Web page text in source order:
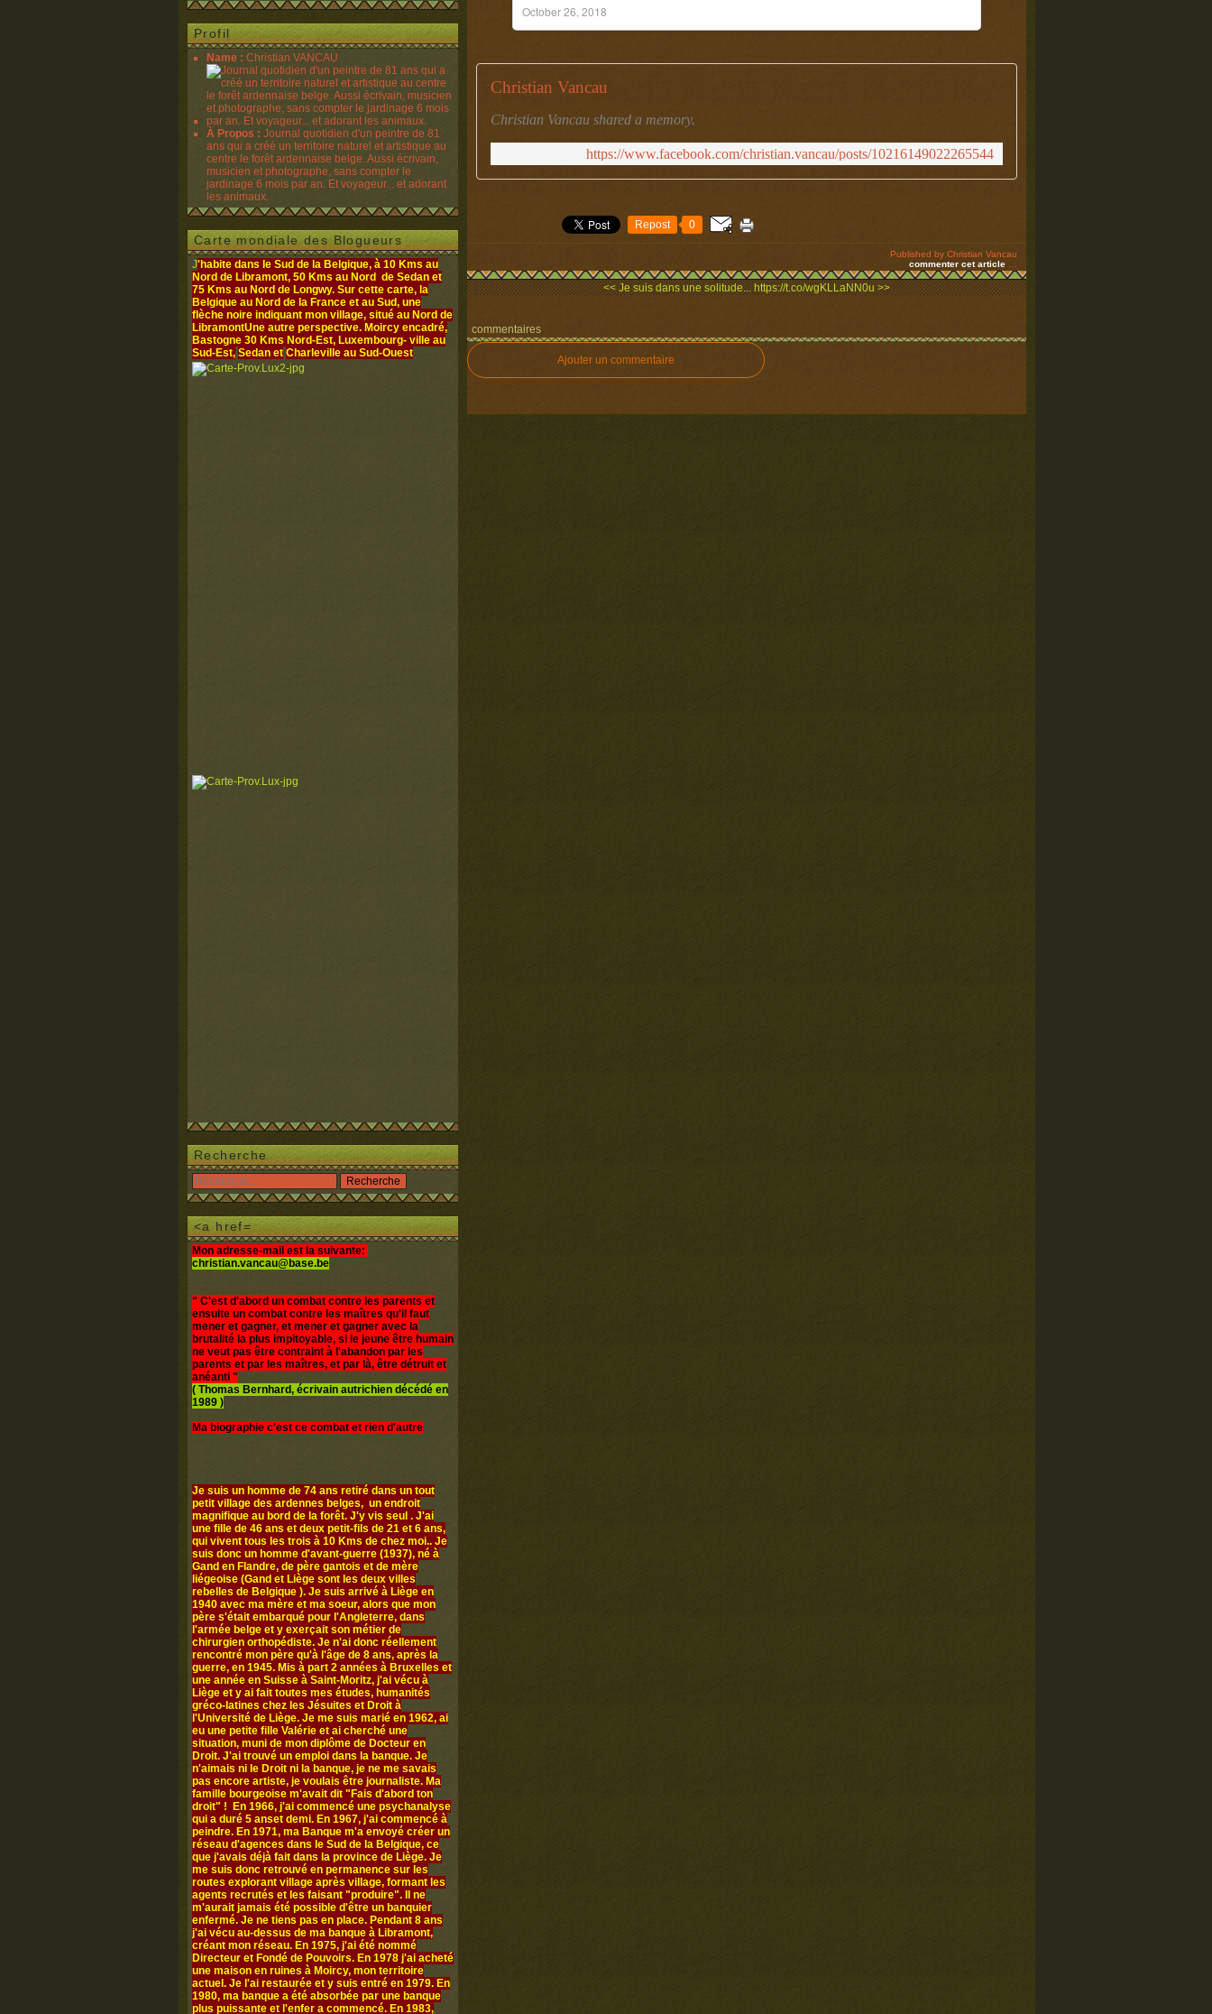
Profil
Name : Christian VANCAU
À Propos : Journal quotidien d'un peintre de 81
ans qui a créé un territoire naturel et artistique au
centre le forêt ardennaise belge. Aussi écrivain,
musicien et photographe, sans compter le
jardinage 6 mois par an. Et voyageur... et adorant
les animaux.
Carte mondiale des Blogueurs
J'habite dans le Sud de la Belgique, à 10 Kms au
Nord de Libramont, 50 Kms au Nord de Sedan et
75 Kms au Nord de Longwy. Sur cette carte, la
Belgique au Nord de la France et au Sud, une
flèche noire indiquant mon village, situé au Nord de
LibramontUne autre perspective. Moircy encadré,
Bastogne 30 Kms Nord-Est, Luxembourg- ville au
Sud-Est, Sedan et Charleville au Sud-Ouest
Recherche
<a href=
Mon adresse-mail est la suivante:
christian.vancau@base.be
" C'est d'abord un combat contre les parents et
ensuite un combat contre les maîtres qu'il faut
mener et gagner, et mener et gagner avec la
brutalité la plus impitoyable, si le jeune être humain
ne veut pas être contraint à l'abandon par les
parents et par les maîtres, et par là, être détruit et
anéanti "
( Thomas Bernhard, écrivain autrichien décédé en
1989 )
Ma biographie c'est ce combat et rien d'autre
Je suis un homme de 74 ans retiré dans un tout
petit village des ardennes belges, un endroit
magnifique au bord de la forêt. J'y vis seul . J'ai
une fille de 46 ans et deux petit-fils de 21 et 6 ans,
qui vivent tous les trois à 10 Kms de chez moi.. Je
suis donc un homme d'avant-guerre (1937), né à
Gand en Flandre, de père gantois et de mère
liégeoise (Gand et Liège sont les deux villes
rebelles de Belgique ). Je suis arrivé à Liège en
1940 avec ma mère et ma soeur, alors que mon
père s'était embarqué pour l'Angleterre, dans
l'armée belge et y exerçait son métier de
chirurgien orthopédiste. Je n'ai donc réellement
rencontré mon père qu'à l'âge de 8 ans, après la
guerre, en 1945. Mis à part 2 années à Bruxelles et
une année en Suisse à Saint-Moritz, j'ai vécu à
Liège et y ai fait toutes mes études, humanités
gréco-latines chez les Jésuites et Droit à
l'Université de Liège. Je me suis marié en 1962, ai
eu une petite fille Valérie et ai cherché une
situation, muni de mon diplôme de Docteur en
Droit. J'ai trouvé un emploi dans la banque. Je
n'aimais ni le Droit ni la banque, je ne me savais
pas encore artiste, je voulais être journaliste. Ma
famille bourgeoise m'avait dit "Fais d'abord ton
droit" ! En 1966, j'ai commencé une psychanalyse
qui a duré 5 anset demi. En 1967, j'ai commencé à
peindre. En 1971, ma Banque m'a envoyé créer un
réseau d'agences dans le Sud de la Belgique, ce
que j'avais déjà fait dans la province de Liège. Je
me suis donc retrouvé en permanence sur les
routes explorant village après village, formant les
agents recrutés et les faisant "produire". Il ne
m'aurait jamais été possible d'être un banquier
enfermé. Je ne tiens pas en place. Pendant 8 ans
j'ai vécu au-dessus de ma banque à Libramont,
créant mon réseau. En 1975, j'ai été nommé
Directeur et Fondé de Pouvoirs. En 1978 j'ai acheté
une maison en ruines à Moircy, mon territoire
actuel. Je l'ai restaurée et y suis entré en 1979. En
1980, ma banque a été absorbée par une banque
plus puissante et l'enfer a commencé. En 1983,
October 26, 2018
Christian Vancau
Christian Vancau shared a memory.
https://www.facebook.com/christian.vancau/posts/10216149022265544
Repost 0
Published by Christian Vancau
commenter cet article
<< Je suis dans une solitude... https://t.co/wgKLLaNN0u >>
commentaires
Ajouter un commentaire